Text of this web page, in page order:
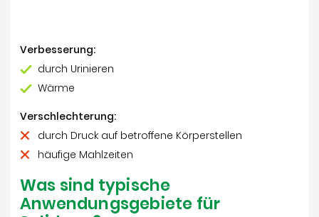
Verbesserung:
durch Urinieren
Wärme
Verschlechterung:
durch Druck auf betroffene Körperstellen
häufige Mahlzeiten
Was sind typische
Anwendungsgebiete für